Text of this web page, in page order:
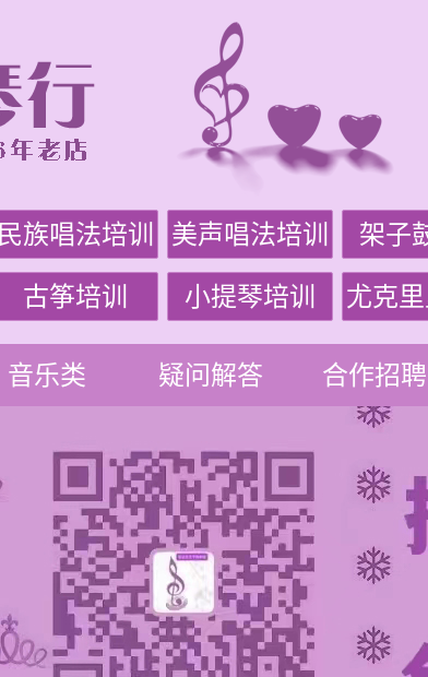
民族唱法培训 美声唱法培训 架子
古筝培训 小提琴培训 尤克
音乐类 疑问解答 合作招聘